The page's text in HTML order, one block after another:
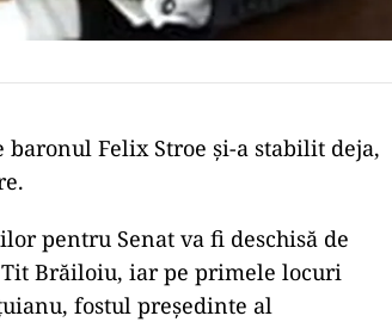
baronul Felix Stroe şi-a stabilit deja,
pentru Senat va fi deschisă de
Brăiloiu, iar pe primele locuri
fostul președinte al